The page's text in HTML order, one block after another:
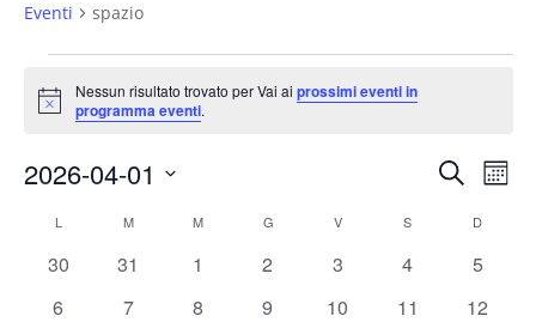
Eventi spazio
Eventi
Notice
Nessun risultato trovato per Vai aiprossimi eventi in
programma eventi.
Eventi
viste
CercaMese
2026-04-01
data.
Calendario
di
L MMARTEDÌ M MERCOLEDÌ
G VVENERDÌ S D
0
30
0
31
0
1
0
2
0
3
0
4
0
5
0
6
0
7
0
8
0
9
0
10
0
11
0
12